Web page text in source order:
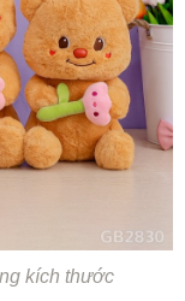
kích thước